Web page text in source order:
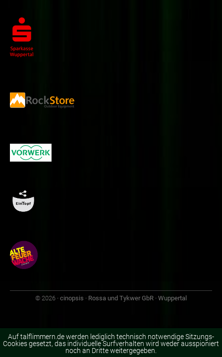
© 2026 · cinopsis · Rossa und Tykwer GbR · Wuppertal
Auf talflimmern.de werden lediglich technisch notwendige Sitzungs-
Cookies gesetzt, das individuelle Surfverhalten wird weder ausspioniert
noch an Dritte weitergegeben.